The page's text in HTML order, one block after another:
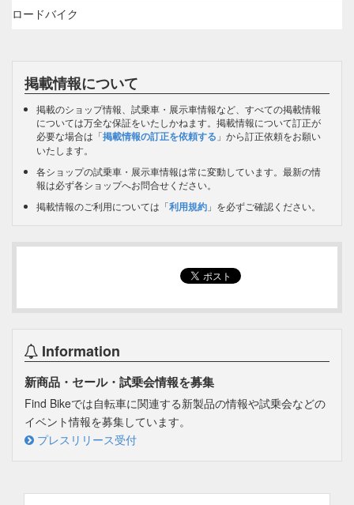
ロードバイク
掲載情報について
掲載のショップ情報、試乗車・展示車情報など、すべての掲載情報
については万全な保証をいたしかねます。掲載情報について訂正が
必要な場合は「掲載情報の訂正を依頼する 」から訂正依頼をお願い
いたします。
各ショップの試乗車・展示車情報は常に変動しています。最新の情
報は必ず各ショップへお問合せください。
掲載情報のご利用については「利用規約 」を必ずご確認ください。
Information
新商品・セール・試乗会情報を募集
Find Bikeでは自転車に関連する新製品の情報や試乗会などの
イベント情報を募集しています。
プレスリリース受付